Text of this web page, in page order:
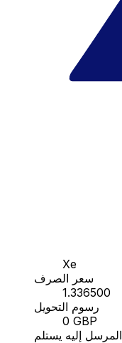
Xe
سعر الصرف
1.336500
رسوم التحويل
0 GBP
المرسل إليه يستلم